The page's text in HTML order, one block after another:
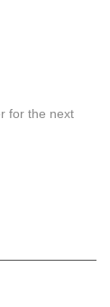
for the next